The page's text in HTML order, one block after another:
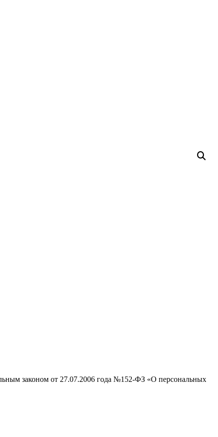
законом от 27.07.2006 года №152-ФЗ «О персональных